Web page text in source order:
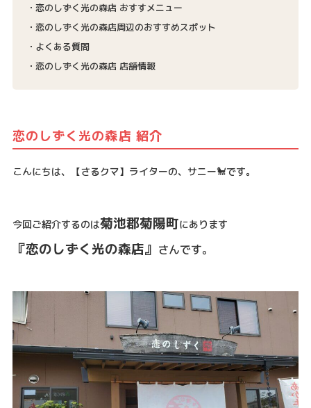
恋のしずく光の森店 おすすメニュー
恋のしずく光の森店周辺のおすすめスポット
よくある質問
恋のしずく光の森店 店舗情報
恋のしずく光の森店 紹介
こんにちは、【さるクマ】ライターの、サニー🐩です。
今回ご紹介するのは菊池郡菊陽町にあります
『恋のしずく光の森店』 さんです。